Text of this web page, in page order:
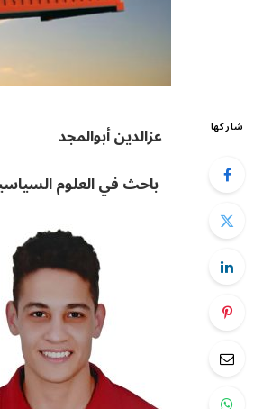
شاركها
عزالدين أبوالمجد
باحث في العلوم